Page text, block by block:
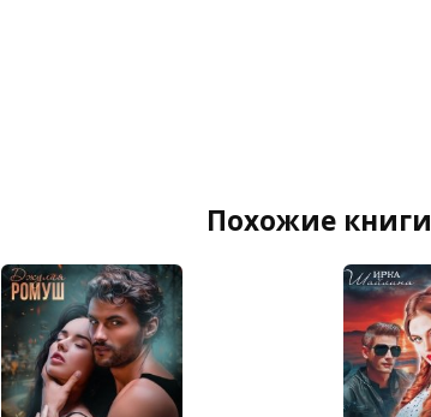
Похожие книги